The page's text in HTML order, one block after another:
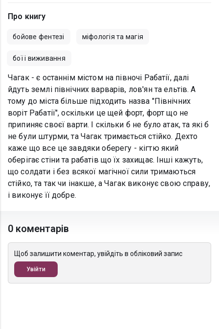
Про книгу
бойове фентезі міфологія та магія
бої і виживання
Чагак - є останнім містом на півночі Рабатії, далі
йдуть землі північних варварів, лов'ян та ельтів. А
тому до міста більше підходить назва "Північних
воріт Рабатії", оскільки це щей форт, форт що не
припиняє своєї варти. І скільки б не було атак, та які б
не були штурми, та Чагак тримається стійко. Дехто
каже що все це завдяки оберегу - кігтю який
оберігає стіни та рабатів що їх захищає. Інші кажуть,
що солдати і без всякої магічної сили тримаються
стійко, та так чи інакше, а Чагак виконує свою справу,
і виконує її добре.
0 коментарів
Щоб залишити коментар, увійдіть в обліковий запис
Увійти